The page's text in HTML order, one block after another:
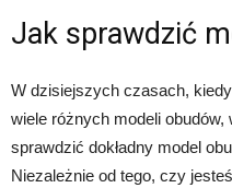
Jak sprawdzić
W dzisiejszych czasach,
wiele różnych modeli
sprawdzić dokładny model
Niezależnie od tego, czy